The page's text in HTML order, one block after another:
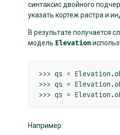
синтаксис двойного
указать кортеж растра и
В результате получается
модель Elevation
>>> qs =
>>> qs =
Например: